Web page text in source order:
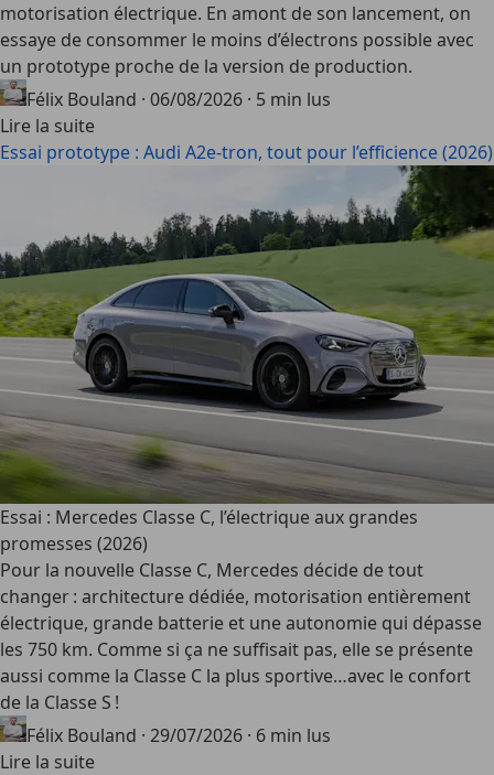
motorisation électrique. En amont de son lancement, on
essaye de consommer le moins d’électrons possible avec
un prototype proche de la version de production.
Félix Bouland · 06/08/2026 · 5 min lus
Lire la suite
Essai prototype : Audi A2e-tron, tout pour l’efficience (2026)
Essai : Mercedes Classe C, l’électrique aux grandes
promesses (2026)
Pour la nouvelle Classe C, Mercedes décide de tout
changer : architecture dédiée, motorisation entièrement
électrique, grande batterie et une autonomie qui dépasse
les 750 km. Comme si ça ne suffisait pas, elle se présente
aussi comme la Classe C la plus sportive…avec le confort
de la Classe S !
Félix Bouland · 29/07/2026 · 6 min lus
Lire la suite